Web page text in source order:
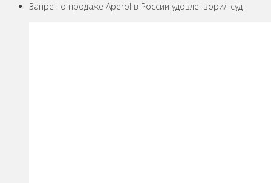
Запрет о продаже Aperol в России удовлетворил суд